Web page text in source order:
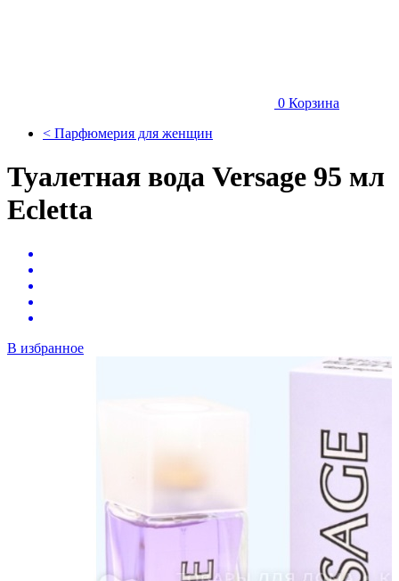
0 Корзина
< Парфюмерия для женщин
Туалетная вода Versage 95 мл
Ecletta
В избранное